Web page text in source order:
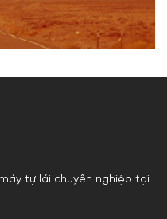
tự lái chuyên nghiệp tại